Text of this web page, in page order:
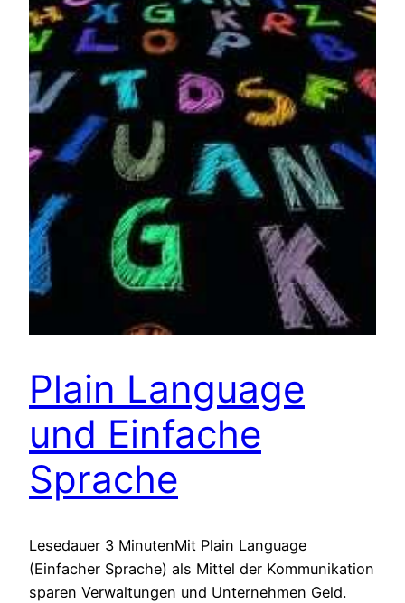
Plain Language
und Einfache
Sprache
Lesedauer 3 MinutenMit Plain Language
(Einfacher Sprache) als Mittel der Kommunikation
sparen Verwaltungen und Unternehmen Geld.